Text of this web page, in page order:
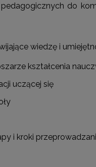
do
wiedzę i
kształcenia
uczącej się
i kroki